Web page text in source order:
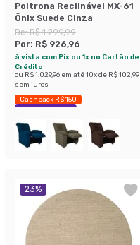
Poltrona Reclinável MX-61
Ônix Suede Cinza
De:R$ 1.299,99
Por: R$ 926,96
à vista com Pix ou 1x no Cartão de
Crédito
ou R$ 1.029,96 em até10x de R$ 102,99
sem juros
Cashback R$ 150
Economize 28%
23%